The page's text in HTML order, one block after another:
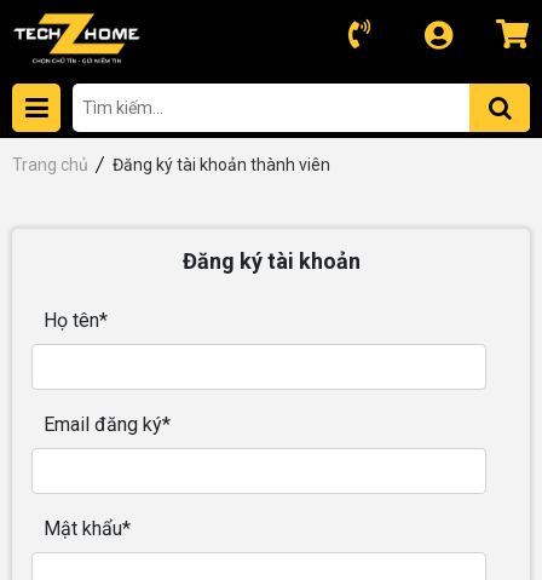
Trang chủ Đăng ký tài khoản thành viên
Đăng ký tài khoản
Họ tên*
Email đăng ký*
Mật khẩu*